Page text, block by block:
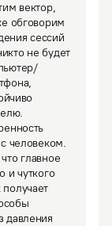
вектор,
обговорим
сессий
не будет
человеком.
главное
и чуткого
давления